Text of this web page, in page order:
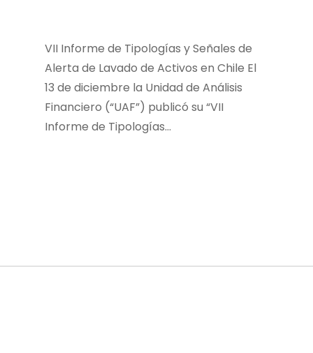
VII Informe de Tipologías y Señales de
Alerta de Lavado de Activos en Chile El
13 de diciembre la Unidad de Análisis
Financiero (“UAF”) publicó su “VII
Informe de Tipologías…